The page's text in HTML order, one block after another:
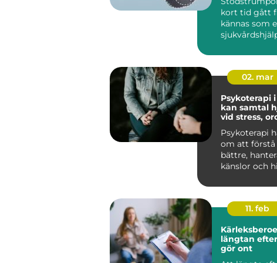
kort tid gått
kännas som
02. mar
Psykoterapi i
kan samtal
vid stress,
Psykoterapi
om att förstå
bättre,
känslor och
11. feb
längtan
gör ont